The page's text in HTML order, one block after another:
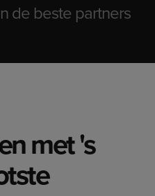
de beste partners
met 's